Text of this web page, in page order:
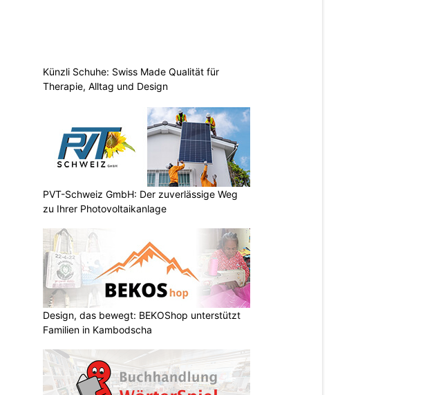
Künzli Schuhe: Swiss Made Qualität für
Therapie, Alltag und Design
PVT-Schweiz GmbH: Der zuverlässige Weg
zu Ihrer Photovoltaikanlage
Design, das bewegt: BEKOShop unterstützt
Familien in Kambodscha